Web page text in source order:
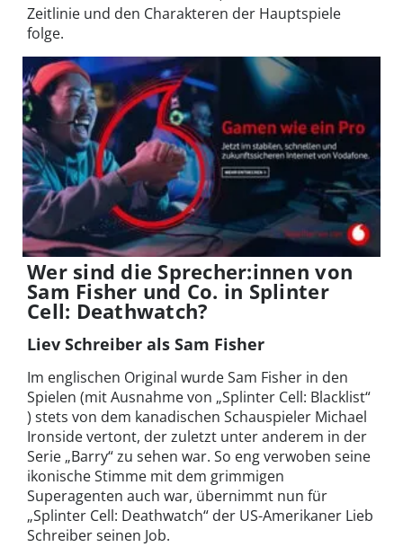
Zeitlinie und den Charakteren der Hauptspiele
folge.
Wer sind die Sprecher:innen von
Sam Fisher und Co. in Splinter
Cell: Deathwatch?
Liev Schreiber als Sam Fisher
Im englischen Original wurde Sam Fisher in den
Spielen (mit Ausnahme von „Splinter Cell: Blacklist“
) stets von dem kanadischen Schauspieler Michael
Ironside vertont, der zuletzt unter anderem in der
Serie „Barry“ zu sehen war. So eng verwoben seine
ikonische Stimme mit dem grimmigen
Superagenten auch war, übernimmt nun für
„Splinter Cell: Deathwatch“ der US-Amerikaner Lieb
Schreiber seinen Job.